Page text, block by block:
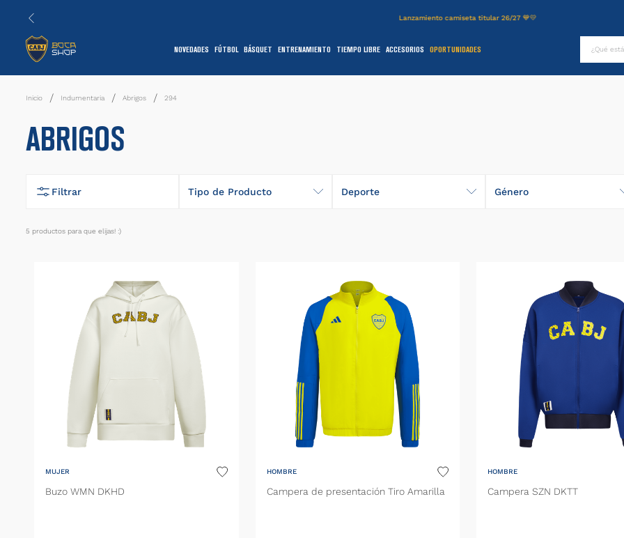
Lanzamiento camiseta titular 26/27 💙💛
NOVEDADES FÚTBOL BÁSQUET ENTRENAMIENTO TIEMPO LIBRE ACCESORIOS OPORTUNIDADES
Indumentaria Abrigos 294
ABRIGOS
Filtrar Deporte Género
Tipo de Producto
5 productos
MUJER
Buzo WMN DKHD
HOMBRE
Campera de presentación Tiro Amarilla
HOMBRE
Campera SZN DKTT
. campera
niños
10